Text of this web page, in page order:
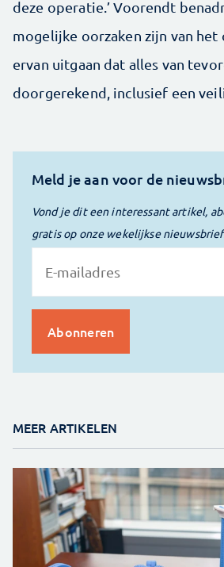
deze operatie.’ Voorendt
mogelijke oorzaken zijn van het
ervan uitgaan dat alles van
doorgerekend, inclusief een
Meld je aan voor de
Vond je dit een interessant artikel,
gratis op onze wekelijkse
MEER ARTIKELEN